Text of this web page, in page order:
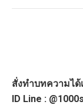
สั่งทำบทความได้
ID Line :